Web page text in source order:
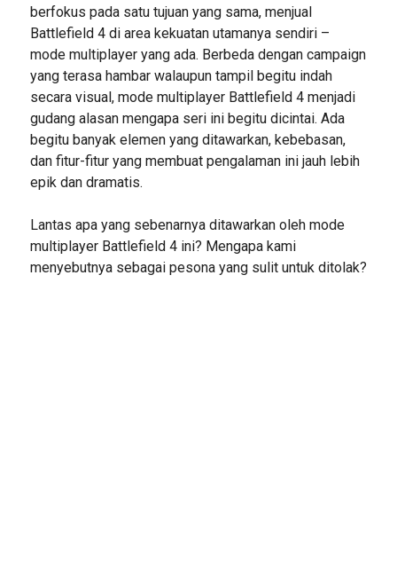
berfokus pada satu tujuan yang sama, menjual
Battlefield 4 di area kekuatan utamanya sendiri –
mode multiplayer yang ada. Berbeda dengan campaign
yang terasa hambar walaupun tampil begitu indah
secara visual, mode multiplayer Battlefield 4 menjadi
gudang alasan mengapa seri ini begitu dicintai. Ada
begitu banyak elemen yang ditawarkan, kebebasan,
dan fitur-fitur yang membuat pengalaman ini jauh lebih
epik dan dramatis.
Lantas apa yang sebenarnya ditawarkan oleh mode
multiplayer Battlefield 4 ini? Mengapa kami
menyebutnya sebagai pesona yang sulit untuk ditolak?